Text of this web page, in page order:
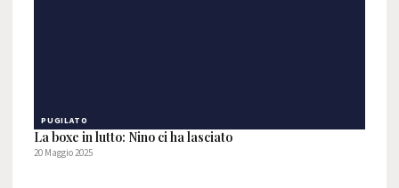
PUGILATO
La boxe in lutto: Nino ci ha lasciato
20 Maggio 2025